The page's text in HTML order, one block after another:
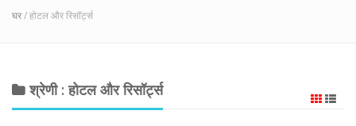
घर/ होटल और रिसॉर्ट्स
श्रेणी : होटल और रिसॉर्ट्स